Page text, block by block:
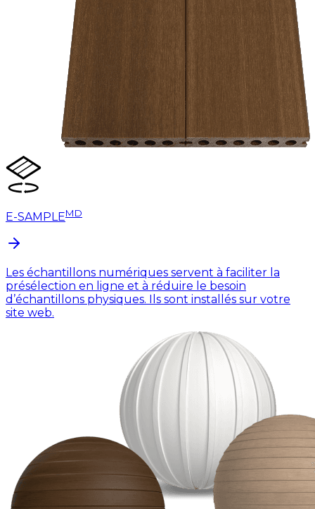
E-SAMPLEMD
Les échantillons numériques servent à faciliter la
présélection en ligne et à réduire le besoin
d’échantillons physiques. Ils sont installés sur votre
site web.